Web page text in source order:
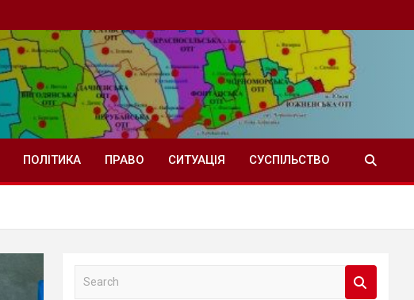
ПОЛІТИКА ПРАВО СИТУАЦІЯ СУСПІЛЬСТВО